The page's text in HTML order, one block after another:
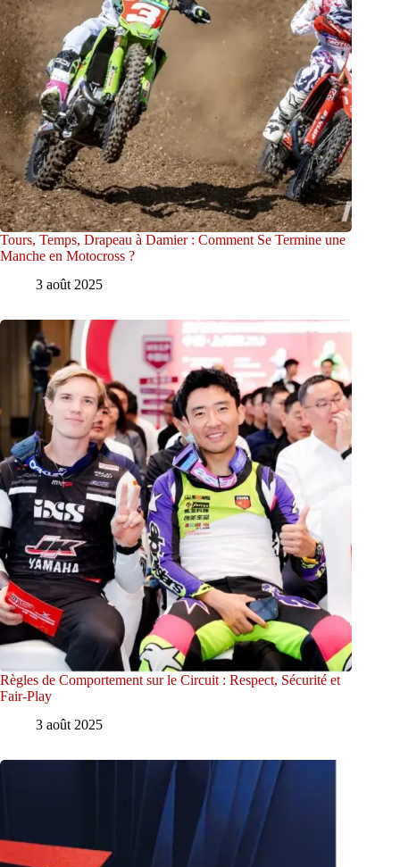
Tours, Temps, Drapeau à Damier : Comment Se Termine une
Manche en Motocross ?
3 août 2025
Règles de Comportement sur le Circuit : Respect, Sécurité et
Fair-Play
3 août 2025